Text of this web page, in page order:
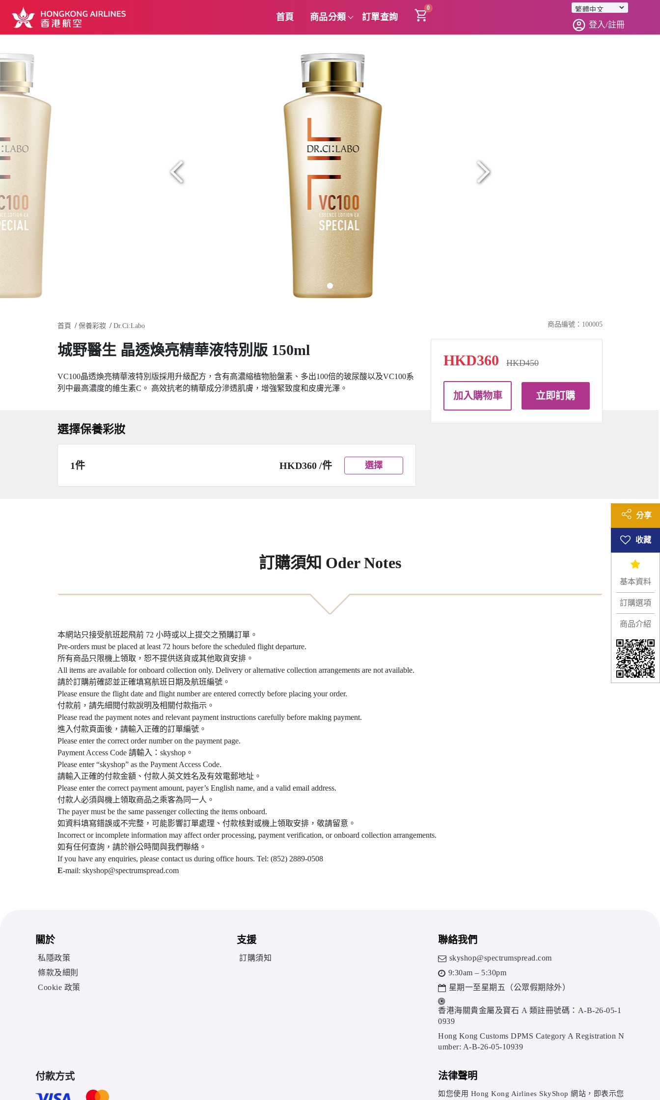
首頁 商品分類 訂單查詢
0
登入/註冊
分享
基本資料
訂購選項
商品介紹
首頁 保養彩妝 Dr.Ci:Labo 商品編號：100005
城野醫生 晶透煥亮精華液特別版 150ml
VC100晶透煥亮精華液特別版採用升級配方，含有高濃縮植物胎盤素、多出100倍的玻尿酸以及VC100系
列中最高濃度的維生素C。 高效抗老的精華成分滲透肌膚，增強緊致度和皮膚光澤。
選擇保養彩妝
1件 HKD360 /件 選擇
HKD360 HKD450
加入購物車 立即訂購
訂購須知 Oder Notes
本網站只接受航班起飛前 72 小時或以上提交之預購訂單。
Pre-orders must be placed at least 72 hours before the scheduled flight departure.
所有商品只限機上領取，恕不提供送貨或其他取貨安排。
All items are available for onboard collection only. Delivery or alternative collection arrangements are not available.
請於訂購前確認並正確填寫航班日期及航班編號。
Please ensure the flight date and flight number are entered correctly before placing your order.
付款前，請先細閱付款說明及相關付款指示。
Please read the payment notes and relevant payment instructions carefully before making payment.
進入付款頁面後，請輸入正確的訂單編號。
Please enter the correct order number on the payment page.
Payment Access Code 請輸入：skyshop。
Please enter “skyshop” as the Payment Access Code.
請輸入正確的付款金額、付款人英文姓名及有效電郵地址。
Please enter the correct payment amount, payer’s English name, and a valid email address.
付款人必須與機上領取商品之乘客為同一人。
The payer must be the same passenger collecting the items onboard.
如資料填寫錯誤或不完整，可能影響訂單處理、付款核對或機上領取安排，敬請留意。
Incorrect or incomplete information may affect order processing, payment verification, or onboard collection arrangements.
如有任何查詢，請於辦公時間與我們聯絡。
If you have any enquiries, please contact us during office hours. Tel: (852) 2889-0508
E-mail: skyshop@spectrumspread.com
關於
私隱政策
條款及細則
Cookie 政策
支援
訂購須知
聯絡我們
skyshop@spectrumspread.com
9:30am – 5:30pm
星期一至星期五（公眾假期除外）
香港海關貴金屬及寶石 A 類註冊號碼：A-B-26-05-1
0939
Hong Kong Customs DPMS Category A Registration N
umber: A-B-26-05-10939
付款方式 法律聲明
如您使用 Hong Kong Airlines SkyShop 網站，即表示您